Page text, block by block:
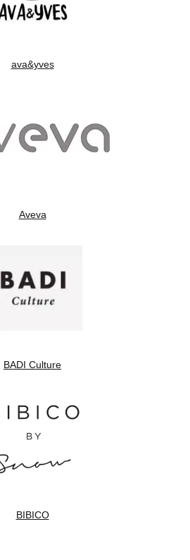
ava&yves
Aveva
BADI Culture
BIBICO